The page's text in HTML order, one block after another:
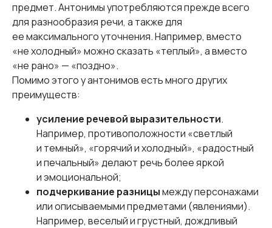
предмет. Антонимы употребляются прежде всего
для разнообразия речи, а также для
ее максимального уточнения. Например, вместо
«не холодный» можно сказать «теплый», а вместо
«не рано» — «поздно».
Помимо этого у антонимов есть много других
преимуществ:
усиление речевой выразительности.
Например, противоположности «светлый
и темный», «горячий и холодный», «радостный
и печальный» делают речь более яркой
и эмоциональной;
подчеркивание разницымежду персонажами
или описываемыми предметами (явлениями).
Например, веселый и грустный, дождливый